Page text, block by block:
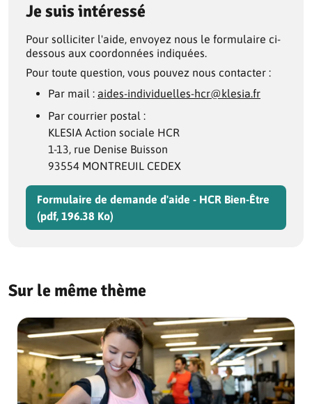
Je suis intéressé
Pour solliciter l'aide, envoyez nous le formulaire ci-
dessous aux coordonnées indiquées.
Pour toute question, vous pouvez nous contacter :
Par mail : aides-individuelles-hcr@klesia.fr
Par courrier postal :
KLESIA Action sociale HCR
1-13, rue Denise Buisson
93554 MONTREUIL CEDEX
Formulaire de demande d'aide - HCR Bien-Être
(pdf, 196.38 Ko)
Sur le même thème